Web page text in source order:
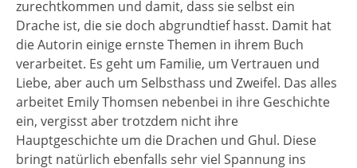
zurechtkommen und damit, dass sie selbst ein
Drache ist, die sie doch abgrundtief hasst. Damit hat
die Autorin einige ernste Themen in ihrem Buch
verarbeitet. Es geht um Familie, um Vertrauen und
Liebe, aber auch um Selbsthass und Zweifel. Das alles
arbeitet Emily Thomsen nebenbei in ihre Geschichte
ein, vergisst aber trotzdem nicht ihre
Hauptgeschichte um die Drachen und Ghul. Diese
bringt natürlich ebenfalls sehr viel Spannung ins